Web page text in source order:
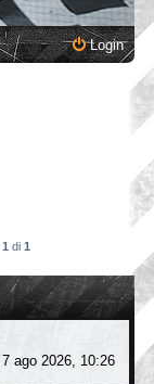
Login
1 di 1
7 ago 2026, 10:26